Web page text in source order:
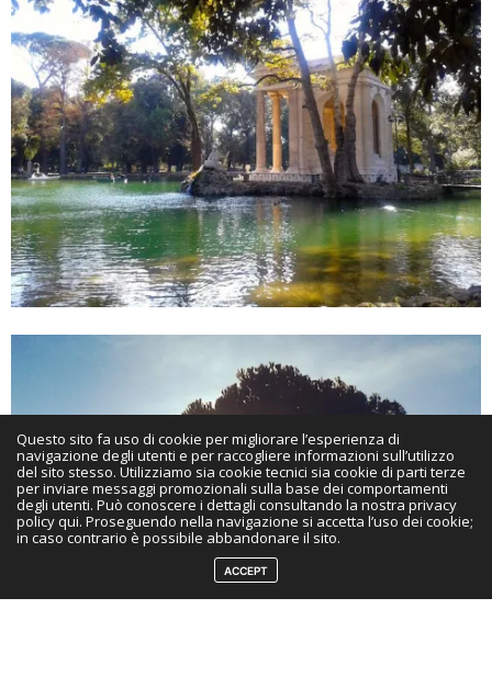
Questo sito fa uso di cookie per migliorare l’esperienza di
navigazione degli utenti e per raccogliere informazioni sull’utilizzo
del sito stesso. Utilizziamo sia cookie tecnici sia cookie di parti terze
per inviare messaggi promozionali sulla base dei comportamenti
degli utenti. Può conoscere i dettagli consultando la nostra privacy
policy qui. Proseguendo nella navigazione si accetta l’uso dei cookie;
in caso contrario è possibile abbandonare il sito.
ACCEPT